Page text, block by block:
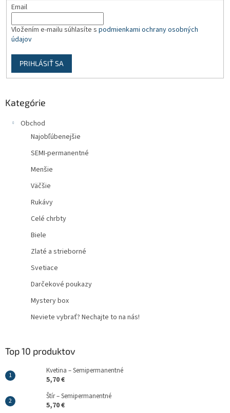
Email
Vložením e-mailu súhlasíte s podmienkami ochrany osobných
údajov
PRIHLÁSIŤ SA
Kategórie
Obchod
Najobľúbenejšie
SEMI-permanentné
Menšie
Väčšie
Rukávy
Celé chrbty
Biele
Zlaté a strieborné
Svetiace
Darčekové poukazy
Mystery box
Neviete vybrať? Nechajte to na nás!
Top 10 produktov
Kvetina – Semipermanentné
5,70 €
Štír – Semipermanentné
5,70 €